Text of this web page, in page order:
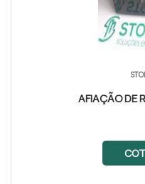
AFIAÇÃO DE